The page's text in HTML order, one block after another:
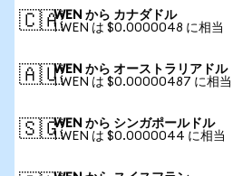
🇨🇦WEN から カナダドル
1 WEN は $0.0000048 に相当
🇦🇺WEN から オーストラリアドル
1 WEN は $0.00000487 に相当
🇸🇬WEN から シンガポールドル
1 WEN は $0.0000044 に相当